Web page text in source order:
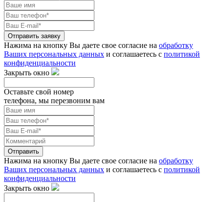
Отправить заявку
Нажима на кнопку Вы даете свое согласие на обработку
Ваших персональных данных и соглашаетесь с политикой
конфиденциальности
Закрыть окно
Оставьте свой номер
телефона, мы перезвоним вам
Отправить
Нажима на кнопку Вы даете свое согласие на обработку
Ваших персональных данных и соглашаетесь с политикой
конфиденциальности
Закрыть окно